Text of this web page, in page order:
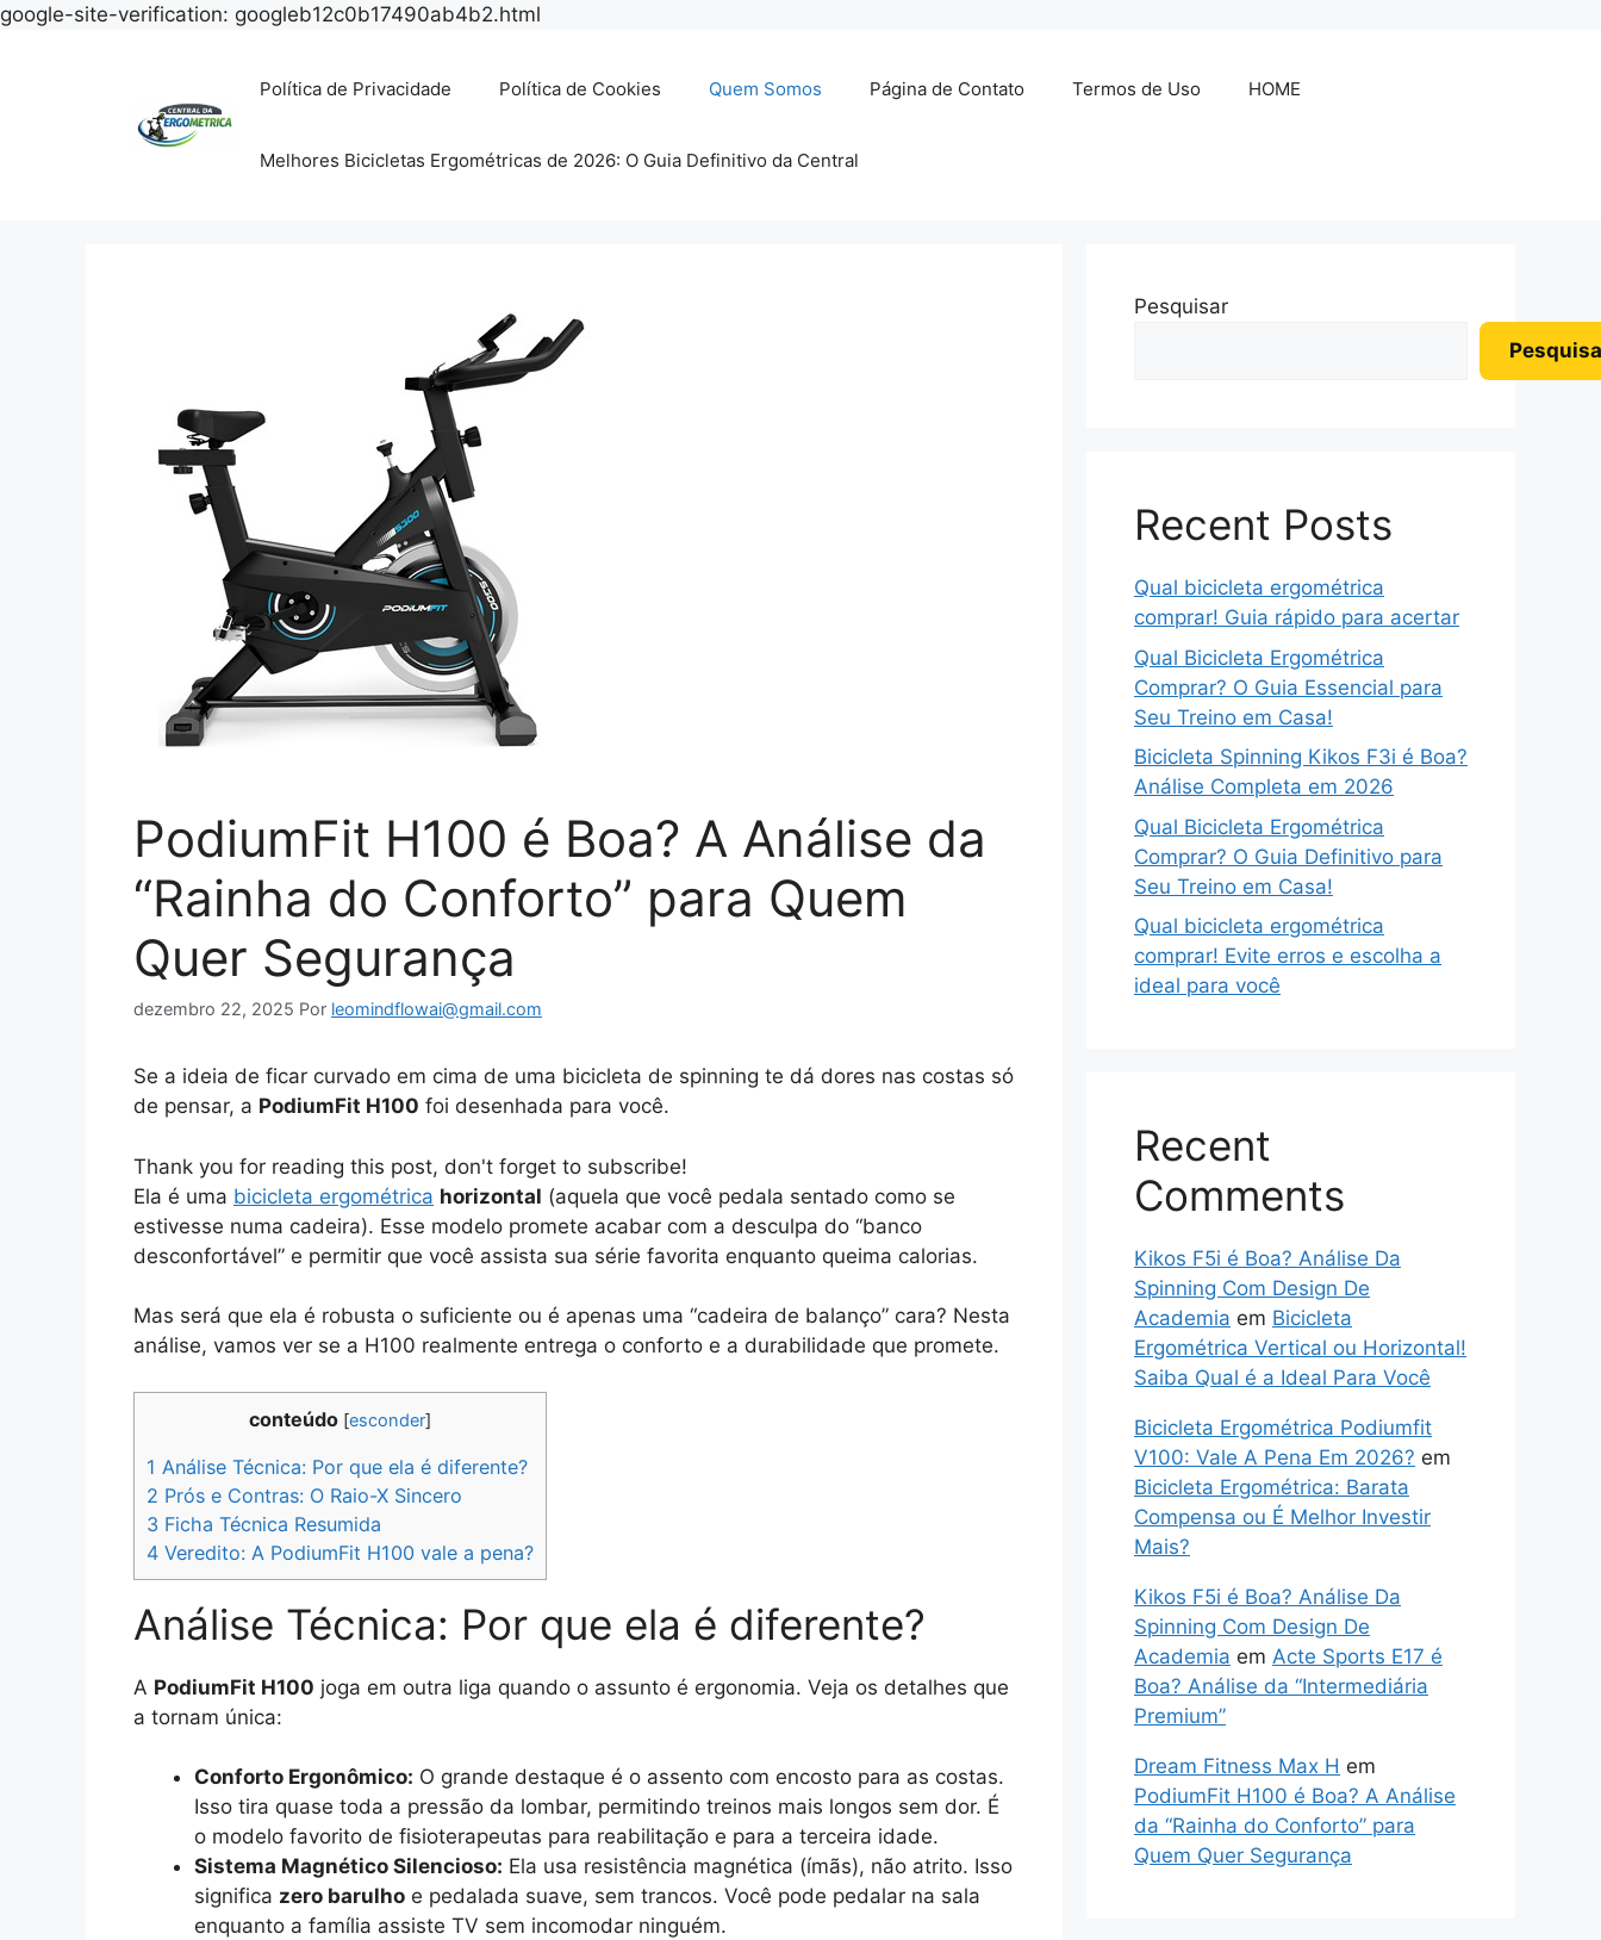
google-site-verification: googleb12c0b17490ab4b2.html
conteúdo
Política de Privacidade Política de Cookies Quem Somos Página de Contato Termos de Uso HOME
Melhores Bicicletas Ergométricas de 2026: O Guia Definitivo da Central
PodiumFit H100 é Boa? A Análise da
“Rainha do Conforto” para Quem
Quer Segurança
dezembro 22, 2025 Por leomindflowai@gmail.com
Se a ideia de ficar curvado em cima de uma bicicleta de spinning te dá dores nas costas só
de pensar, a PodiumFit H100 foi desenhada para você.
Thank you for reading this post, don't forget to subscribe!
Ela é uma bicicleta ergométrica horizontal (aquela que você pedala sentado como se
estivesse numa cadeira). Esse modelo promete acabar com a desculpa do “banco
desconfortável” e permitir que você assista sua série favorita enquanto queima calorias.
Mas será que ela é robusta o suficiente ou é apenas uma “cadeira de balanço” cara? Nesta
análise, vamos ver se a H100 realmente entrega o conforto e a durabilidade que promete.
conteúdo [esconder]
1 Análise Técnica: Por que ela é diferente?
2 Prós e Contras: O Raio-X Sincero
3 Ficha Técnica Resumida
4 Veredito: A PodiumFit H100 vale a pena?
Análise Técnica: Por que ela é diferente?
A PodiumFit H100 joga em outra liga quando o assunto é ergonomia. Veja os detalhes que
a tornam única:
Conforto Ergonômico: O grande destaque é o assento com encosto para as costas.
Isso tira quase toda a pressão da lombar, permitindo treinos mais longos sem dor. É
o modelo favorito de fisioterapeutas para reabilitação e para a terceira idade.
Sistema Magnético Silencioso: Ela usa resistência magnética (ímãs), não atrito. Isso
significa zero barulho e pedalada suave, sem trancos. Você pode pedalar na sala
enquanto a família assiste TV sem incomodar ninguém.
Pesquisar
Recent Posts
Qual bicicleta ergométrica
comprar! Guia rápido para acertar
Qual Bicicleta Ergométrica
Comprar? O Guia Essencial para
Seu Treino em Casa!
Bicicleta Spinning Kikos F3i é Boa?
Análise Completa em 2026
Qual Bicicleta Ergométrica
Comprar? O Guia Definitivo para
Seu Treino em Casa!
Qual bicicleta ergométrica
comprar! Evite erros e escolha a
ideal para você
Recent
Comments
Kikos F5i é Boa? Análise Da
Spinning Com Design De
Academia em Bicicleta
Ergométrica Vertical ou Horizontal!
Saiba Qual é a Ideal Para Você
Bicicleta Ergométrica Podiumfit
V100: Vale A Pena Em 2026? em
Bicicleta Ergométrica: Barata
Compensa ou É Melhor Investir
Mais?
Kikos F5i é Boa? Análise Da
Spinning Com Design De
Academia em Acte Sports E17 é
Boa? Análise da “Intermediária
Premium”
Dream Fitness Max H em
PodiumFit H100 é Boa? A Análise
da “Rainha do Conforto” para
Quem Quer Segurança